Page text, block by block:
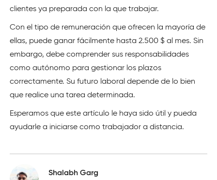
clientes ya preparada con la que trabajar.
Con el tipo de remuneración que ofrecen la mayoría de
ellas, puede ganar fácilmente hasta 2.500 $ al mes. Sin
embargo, debe comprender sus responsabilidades
como autónomo para gestionar los plazos
correctamente. Su futuro laboral depende de lo bien
que realice una tarea determinada.
Esperamos que este artículo le haya sido útil y pueda
ayudarle a iniciarse como trabajador a distancia.
Shalabh Garg